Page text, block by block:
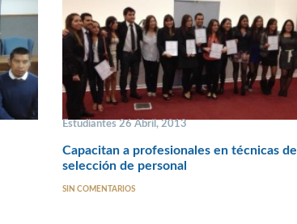
Estudiantes 26 Abril, 2013
Capacitan a profesionales en técnicas de
selección de personal
SIN COMENTARIOS